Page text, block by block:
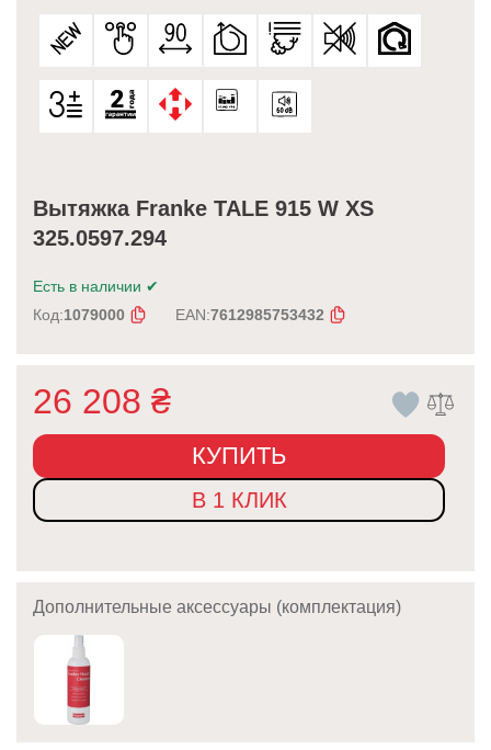
Вытяжка Franke TALE 915 W XS
325.0597.294
Есть в наличии ✔
Код:1079000 EAN:7612985753432
26 208 ₴
КУПИТЬ
В 1 КЛИК
Дополнительные аксессуары (комплектация)